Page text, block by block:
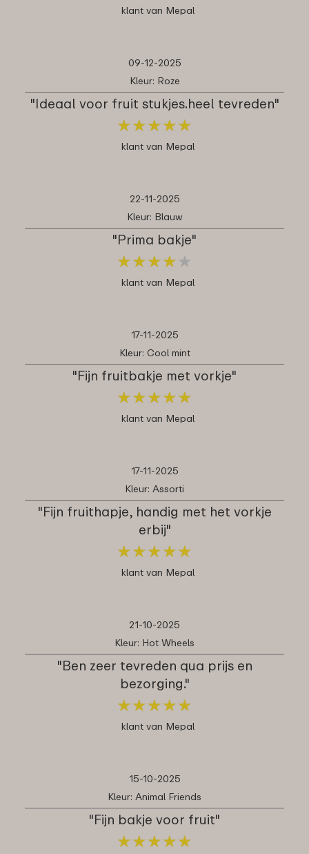
klant van Mepal
09-12-2025
Kleur: Roze
"Ideaal voor fruit stukjes.heel tevreden"
★★★★★
★★★★★
klant van Mepal
22-11-2025
Kleur: Blauw
"Prima bakje"
★★★★ ★
★★★★ ★
klant van Mepal
17-11-2025
Kleur: Cool mint
"Fijn fruitbakje met vorkje"
★★★★★
★★★★★
klant van Mepal
17-11-2025
Kleur: Assorti
"Fijn fruithapje, handig met het vorkje
erbij"
★★★★★
★★★★★
klant van Mepal
21-10-2025
Kleur: Hot Wheels
"Ben zeer tevreden qua prijs en
bezorging."
★★★★★
★★★★★
klant van Mepal
15-10-2025
Kleur: Animal Friends
"Fijn bakje voor fruit"
★★★★★
★★★★★